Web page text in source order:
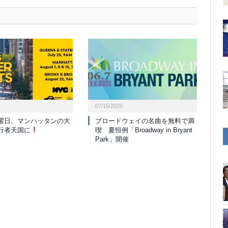
日、マンハッタンの大
者天国に
07/15/2026
ブロードウェイの名曲を無料で満
喫 夏恒例「Broadway in Bryant
Park」開催